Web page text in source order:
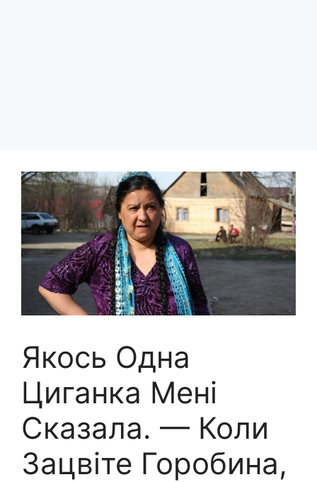
Якось Одна
Циганка Мені
Сказала. — Коли
Зацвіте Горобина,